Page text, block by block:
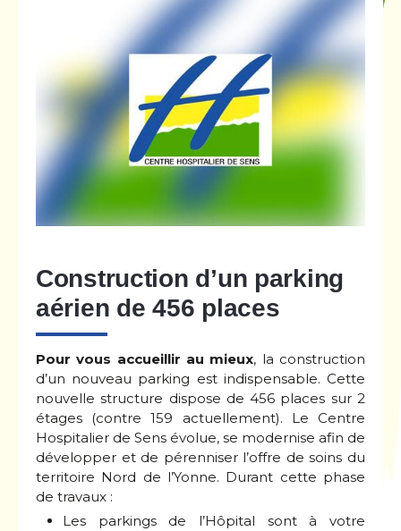
Construction d’un parking
aérien de 456 places
Pour vous accueillir au mieux, la construction
d’un nouveau parking est indispensable. Cette
nouvelle structure dispose de 456 places sur 2
étages (contre 159 actuellement). Le Centre
Hospitalier de Sens évolue, se modernise afin de
développer et de pérenniser l’offre de soins du
territoire Nord de l’Yonne. Durant cette phase
de travaux :
Les parkings de l’Hôpital sont à votre